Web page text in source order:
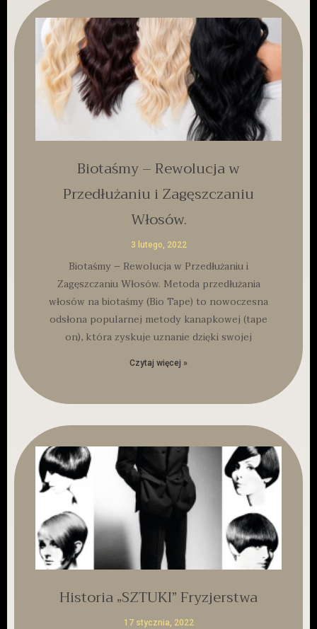
Biotaśmy – Rewolucja w
Przedłużaniu i Zagęszczaniu
Włosów.
3 lutego, 2022
Biotaśmy – Rewolucja w Przedłużaniu i
Zagęszczaniu Włosów. Metoda przedłużania
włosów na biotaśmy (Bio Tape) to nowoczesna
odsłona popularnej metody kanapkowej (tape
on), która zyskuje uznanie dzięki swojej
Czytaj więcej »
Historia „SZTUKI” Fryzjerstwa
17 stycznia, 2022